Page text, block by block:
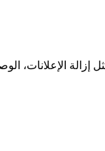
الإعلانات،